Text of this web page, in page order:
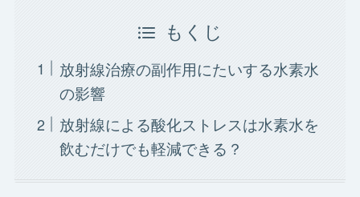
もくじ
放射線治療の副作用にたいする水素水
の影響
放射線による酸化ストレスは水素水を
飲むだけでも軽減できる？